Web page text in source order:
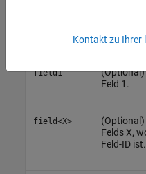
field1
(Optional)
Feld 1.
field<X>
(Optional)
Felds X,
Feld-ID ist.
Kontakt zu Ihrer